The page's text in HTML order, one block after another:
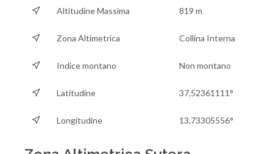
Altitudine Massima 819 m
Zona Altimetrica Collina Interna
Indice montano Non montano
Latitudine 37,52361111°
Longitudine 13,73305556°